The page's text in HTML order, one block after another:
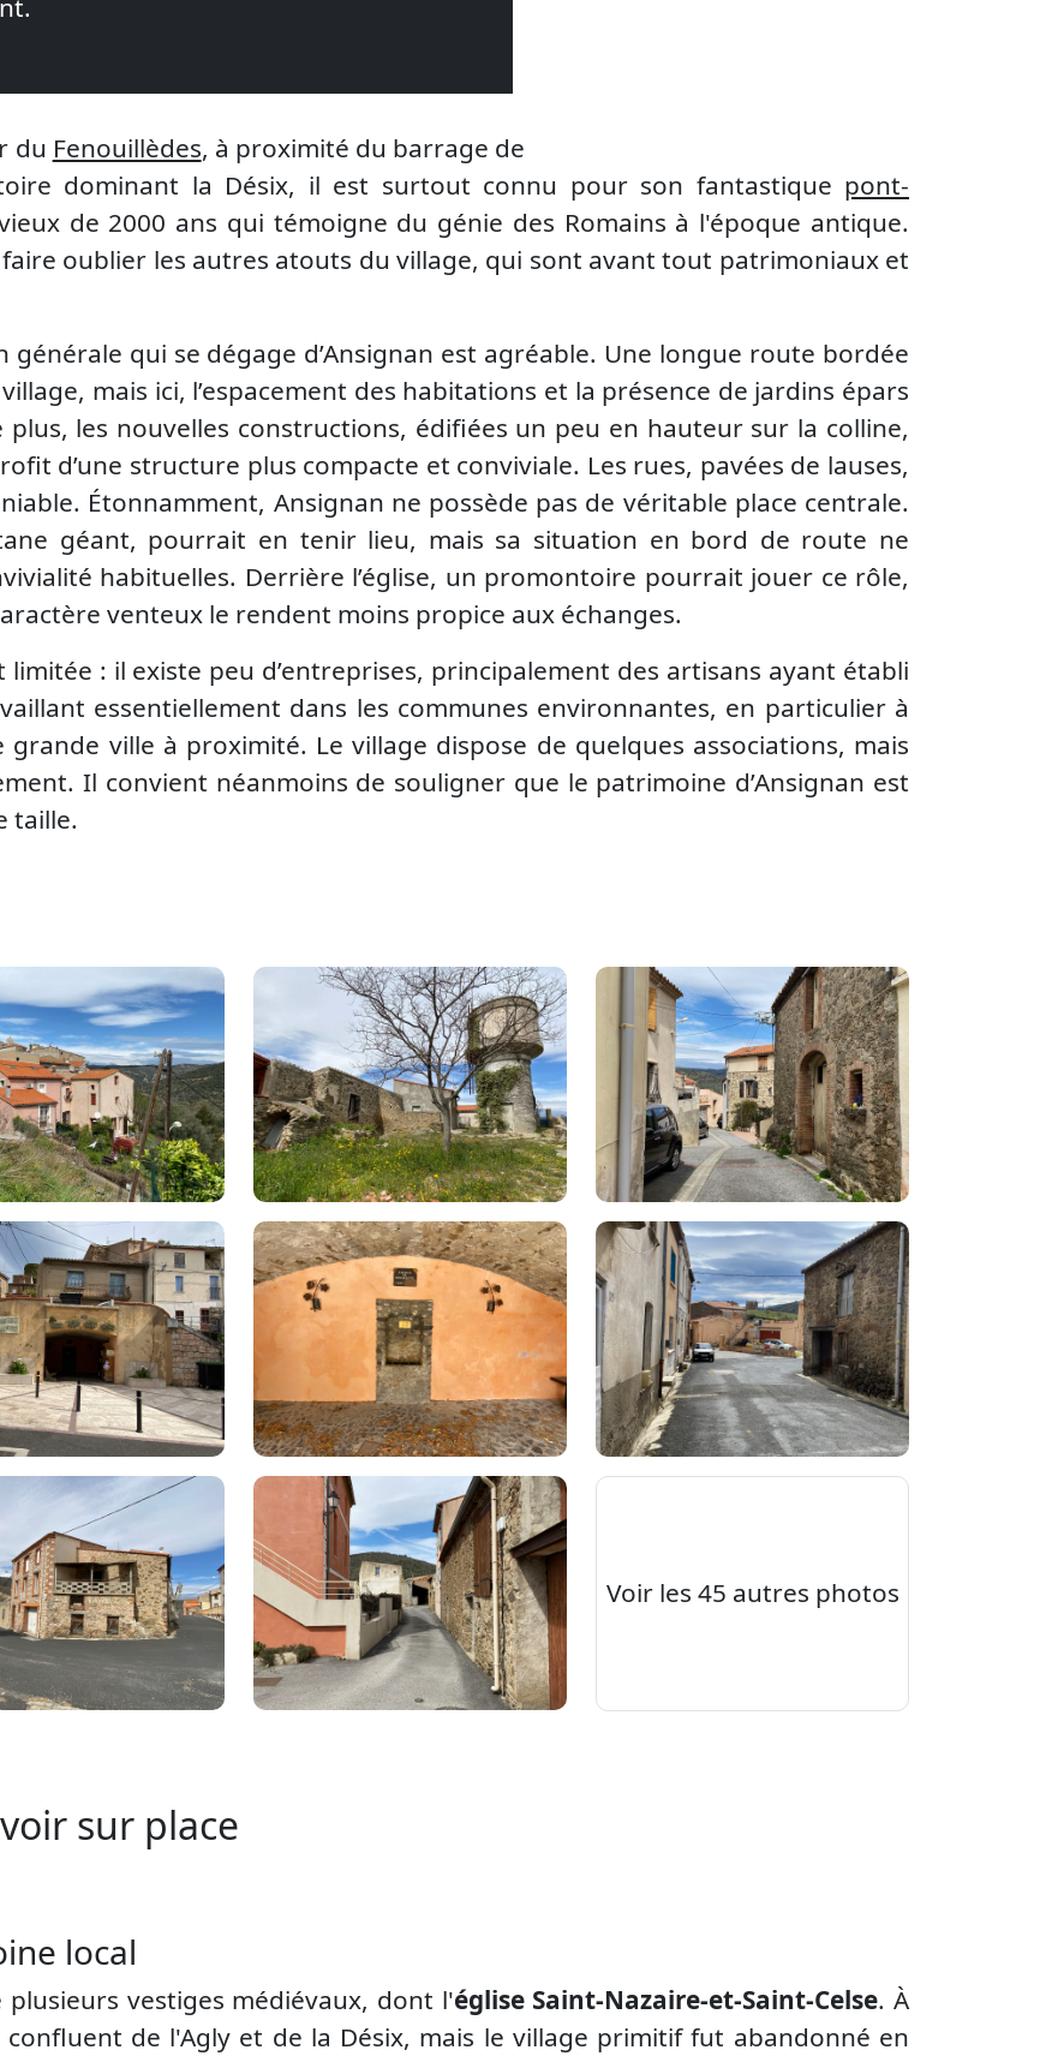
du Fenouillèdes, à proximité du barrage de
dominant la Désix, il est surtout connu pour son fantastique pont-
de 2000 ans qui témoigne du génie des Romains à l'époque antique.
oublier les autres atouts du village, qui sont avant tout patrimoniaux et
générale qui se dégage d’Ansignan est agréable. Une longue route bordée
mais ici, l’espacement des habitations et la présence de jardins épars
les nouvelles constructions, édifiées un peu en hauteur sur la colline,
d’une structure plus compacte et conviviale. Les rues, pavées de lauses,
Étonnamment, Ansignan ne possède pas de véritable place centrale.
géant, pourrait en tenir lieu, mais sa situation en bord de route ne
habituelles. Derrière l’église, un promontoire pourrait jouer ce rôle,
venteux le rendent moins propice aux échanges.
limitée : il existe peu d’entreprises, principalement des artisans ayant établi
essentiellement dans les communes environnantes, en particulier à
grande ville à proximité. Le village dispose de quelques associations, mais
Il convient néanmoins de souligner que le patrimoine d’Ansignan est
taille.
Voir les 45 autres photos
sur place
local
vestiges médiévaux, dont l'église Saint-Nazaire-et-Saint-Celse. À
de l'Agly et de la Désix, mais le village primitif fut abandonné en